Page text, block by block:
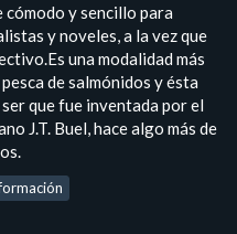
cómodo y sencillo para
y noveles, a la vez que
una modalidad más
de salmónidos y ésta
que fue inventada por el
J.T. Buel, hace algo más de